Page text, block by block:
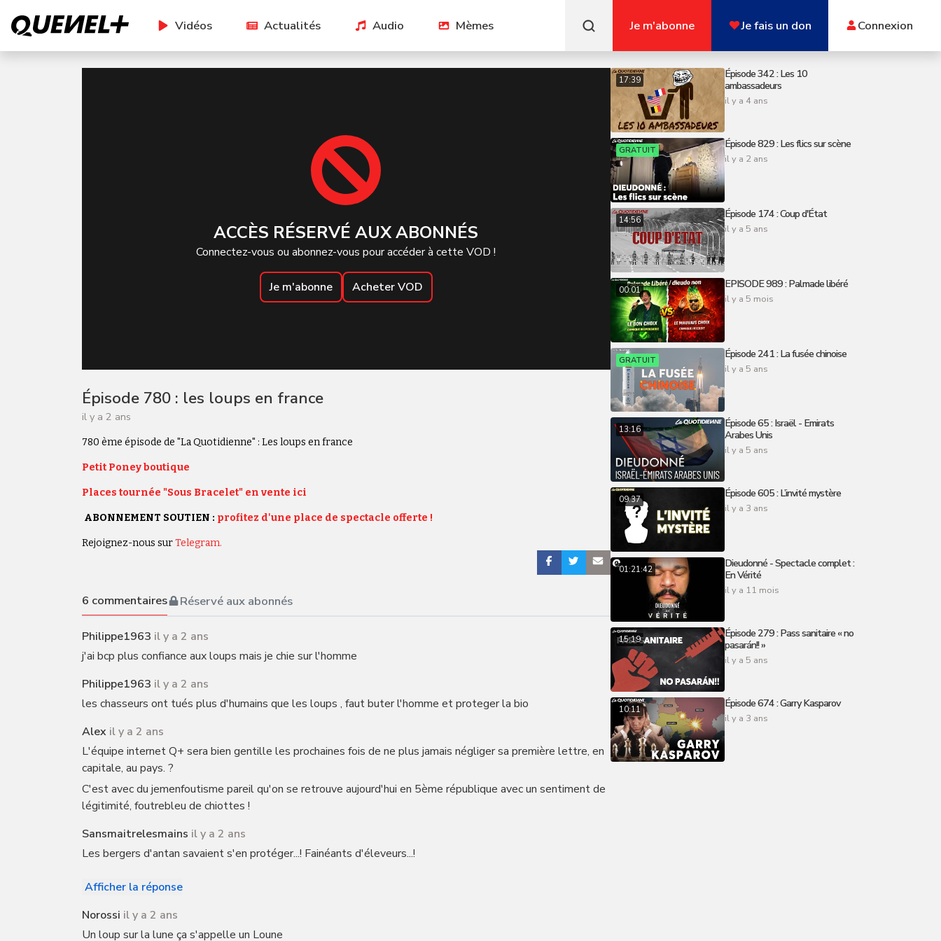
Vidéos Actualités Audio Mèmes Je m'abonne Je fais un don Connexion
ACCÈS RÉSERVÉ AUX ABONNÉS
Connectez-vous ou abonnez-vous pour accéder à cette VOD !
Je m'abonne Acheter VOD
Épisode 780 : les loups en france
il y a 2 ans
780 ème épisode de "La Quotidienne" : Les loups en france
Petit Poney boutique
Places tournée "Sous Bracelet" en vente ici
ABONNEMENT SOUTIEN : profitez d'une place de spectacle offerte !
Rejoignez-nous surTelegram.
6 commentaires Réservé aux abonnés
Philippe1963 il y a 2 ans
j'ai bcp plus confiance aux loups mais je chie sur l'homme
Philippe1963 il y a 2 ans
les chasseurs ont tués plus d'humains que les loups , faut buter l'homme et proteger la bio
Alex il y a 2 ans
L'équipe internet Q+ sera bien gentille les prochaines fois de ne plus jamais négliger sa première lettre, en
capitale, au pays. ?
C'est avec du jemenfoutisme pareil qu'on se retrouve aujourd'hui en 5ème république avec un sentiment de
légitimité, foutrebleu de chiottes !
Sansmaitrelesmains il y a 2 ans
Les bergers d'antan savaient s'en protéger...! Fainéants d'éleveurs...!
Afficher la réponse
Norossi il y a 2 ans
Un loup sur la lune ça s'appelle un Loune
17:39
Épisode 342 : Les 10
ambassadeurs
il y a 4 ans
GRATUIT Épisode 829 : Les flics sur scène
il y a 2 ans
14:56 Épisode 174 : Coup d'État
il y a 5 ans
00:01 EPISODE 989 : Palmade libéré
il y a 5 mois
GRATUIT Épisode 241 : La fusée chinoise
il y a 5 ans
13:16
Épisode 65 : Israël - Emirats
Arabes Unis
il y a 5 ans
09:37 Épisode 605 : L’invité mystère
il y a 3 ans
01:21:42
Dieudonné - Spectacle complet :
En Vérité
il y a 11 mois
15:19
Épisode 279 : Pass sanitaire « no
pasarán!! »
il y a 5 ans
10:11 Épisode 674 : Garry Kasparov
il y a 3 ans